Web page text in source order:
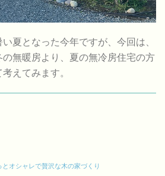
夏となった今年ですが、今回は、
無暖房より、夏の無冷房住宅の方
えてみます。
オシャレで贅沢な木の家づくり